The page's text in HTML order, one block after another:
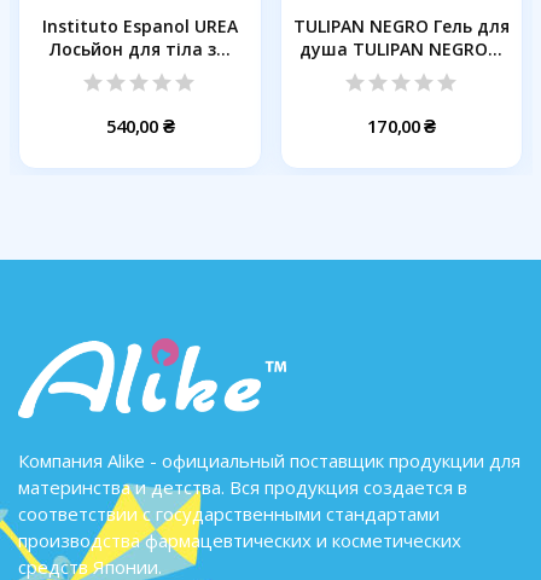
Instituto Espanol UREA
Лосьйон для тіла з...
540,00 ₴
TULIPAN NEGRO Гель для
душа TULIPAN NEGRO...
170,00 ₴
Компания Alike - официальный поставщик продукции для
материнства и детства. Вся продукция создается в
соответствии с государственными стандартами
производства фармацевтических и косметических
средств Японии.